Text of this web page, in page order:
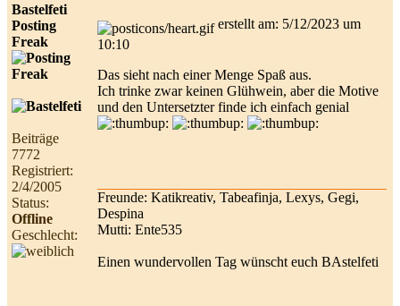
Bastelfeti
Posting
Freak
Beiträge
7772
Registriert:
2/4/2005
Status:
Offline
Geschlecht:
erstellt am: 5/12/2023 um
10:10
Das sieht nach einer Menge Spaß aus.
Ich trinke zwar keinen Glühwein, aber die Motive
und den Untersetzter finde ich einfach genial
Freunde: Katikreativ, Tabeafinja, Lexys, Gegi,
Despina
Mutti: Ente535
Einen wundervollen Tag wünscht euch BAstelfeti